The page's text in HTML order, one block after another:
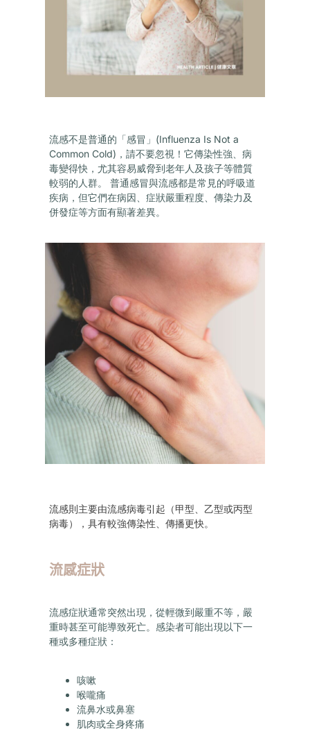
流感不是普通的「感冒」(Influenza Is Not a
Common Cold)，請不要忽視！它傳染性強、病
毒變得快，尤其容易威脅到老年人及孩子等體質
較弱的人群。 普通感冒與流感都是常見的呼吸道
疾病，但它們在病因、症狀嚴重程度、傳染力及
併發症等方面有顯著差異。
流感則主要由流感病毒引起（甲型、乙型或丙型
病毒），具有較強傳染性、傳播更快。
流感症狀
流感症狀通常突然出現，從輕微到嚴重不等，嚴
重時甚至可能導致死亡。感染者可能出現以下一
種或多種症狀：
咳嗽
喉嚨痛
流鼻水或鼻塞
肌肉或全身疼痛